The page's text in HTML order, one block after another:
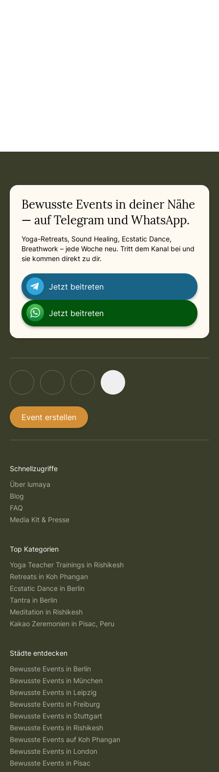
Related appointments
Bewusste Events in deiner Nähe
— auf Telegram und WhatsApp.
Yoga-Retreats, Sound Healing, Ecstatic Dance,
Breathwork – jede Woche neu. Tritt dem Kanal bei und
sie kommen direkt zu dir.
Jetzt beitreten
Jetzt beitreten
Event erstellen
Schnellzugriffe
Über lumaya
Blog
FAQ
Media Kit & Presse
Top Kategorien
Yoga Teacher Trainings in Rishikesh
Retreats in Koh Phangan
Ecstatic Dance in Berlin
Tantra in Berlin
Meditation in Rishikesh
Kakao Zeremonien in Pisac, Peru
Städte entdecken
Bewusste Events in Berlin
Bewusste Events in München
Bewusste Events in Leipzig
Bewusste Events in Freiburg
Bewusste Events in Stuttgart
Bewusste Events in Rishikesh
Bewusste Events auf Koh Phangan
Bewusste Events in London
Bewusste Events in Pisac